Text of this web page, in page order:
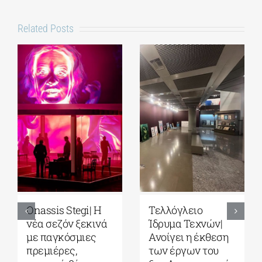
Related Posts
Onassis Stegi| H
νέα σεζόν ξεκινά
με παγκόσμιες
πρεμιέρες,
Τελλόγλειο
Ίδρυμα Τεχνών|
Ανοίγει η έκθεση
των έργων του